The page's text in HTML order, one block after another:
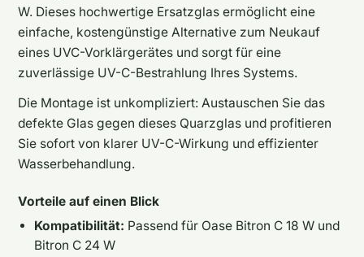
W. Dieses hochwertige Ersatzglas ermöglicht eine
einfache, kostengünstige Alternative zum Neukauf
eines UVC-Vorklärgerätes und sorgt für eine
zuverlässige UV-C-Bestrahlung Ihres Systems.
Die Montage ist unkompliziert: Austauschen Sie das
defekte Glas gegen dieses Quarzglas und profitieren
Sie sofort von klarer UV-C-Wirkung und effizienter
Wasserbehandlung.
Vorteile auf einen Blick
Kompatibilität: Passend für Oase Bitron C 18 W und
Bitron C 24 W